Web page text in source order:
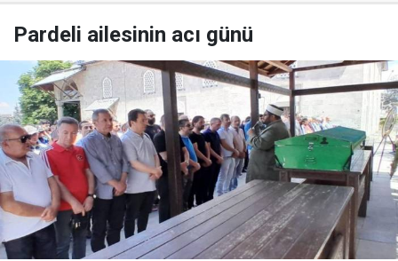
Pardeli ailesinin acı günü